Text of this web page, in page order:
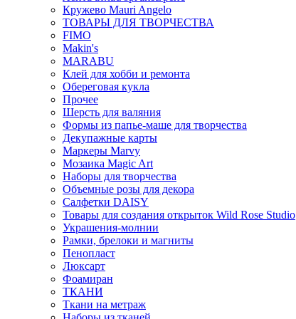
Кружево Mauri Angelo
ТОВАРЫ ДЛЯ ТВОРЧЕСТВА
FIMO
Makin's
MARABU
Клей для хобби и ремонта
Обереговая кукла
Прочее
Шерсть для валяния
Формы из папье-маше для творчества
Декупажные карты
Маркеры Marvy
Мозаика Magic Art
Наборы для творчества
Объемные розы для декора
Салфетки DAISY
Товары для создания открыток Wild Rose Studio
Украшения-молнии
Рамки, брелоки и магниты
Пенопласт
Люксарт
Фоамиран
ТКАНИ
Ткани на метраж